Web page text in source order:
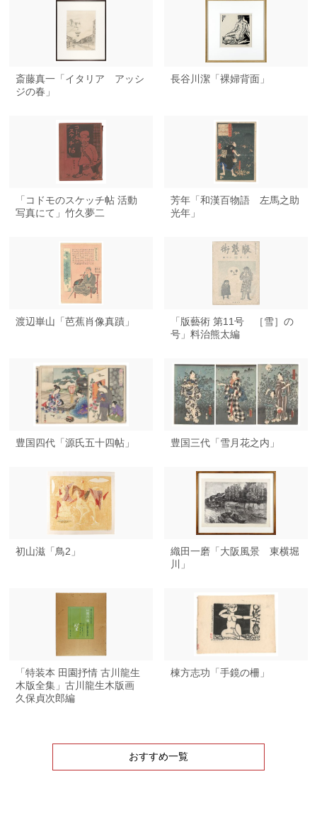
斎藤真一「イタリア アッシ
ジの春」
長谷川潔「裸婦背面」
「コドモのスケッチ帖 活動
写真にて」竹久夢二
芳年「和漢百物語 左馬之助
光年」
渡辺崋山「芭蕉肖像真蹟」
「版藝術 第11号 ［雪］の
号」料治熊太編
豊国四代「源氏五十四帖」 豊国三代「雪月花之内」
初山滋「鳥2」
織田一磨「大阪風景 東横堀
川」
「特装本 田園抒情 古川龍生
木版全集」古川龍生木版画
久保貞次郎編
棟方志功「手鏡の柵」
おすすめ一覧